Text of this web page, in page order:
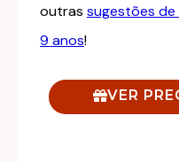
outras sugestões
9 anos!
VER